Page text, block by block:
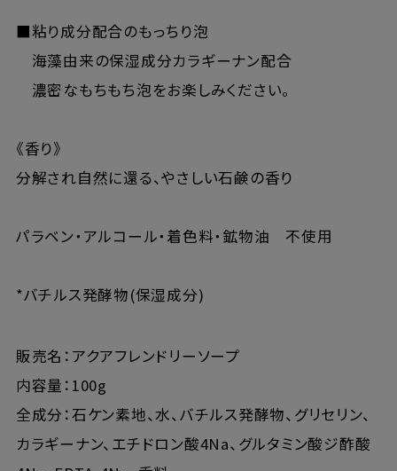
■粘り成分配合のもっちり泡
海藻由来の保湿成分カラギーナン配合
濃密なもちもち泡をお楽しみください。
《香り》
分解され自然に還る、やさしい石鹸の香り
パラベン・アルコール・着色料・鉱物油 不使用
*バチルス発酵物(保湿成分)
販売名：アクアフレンドリーソープ
内容量：100g
全成分：石ケン素地、水、バチルス発酵物、グリセリン、
カラギーナン、エチドロン酸4Na、グルタミン酸ジ酢酸